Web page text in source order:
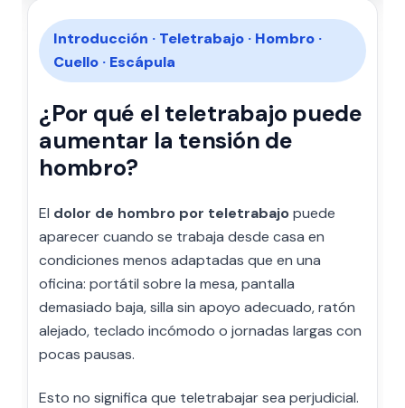
Introducción · Teletrabajo · Hombro ·
Cuello · Escápula
¿Por qué el teletrabajo puede
aumentar la tensión de
hombro?
El dolor de hombro por teletrabajopuede
aparecer cuando se trabaja desde casa en
condiciones menos adaptadas que en una
oficina: portátil sobre la mesa, pantalla
demasiado baja, silla sin apoyo adecuado, ratón
alejado, teclado incómodo o jornadas largas con
pocas pausas.
Esto no significa que teletrabajar sea perjudicial.